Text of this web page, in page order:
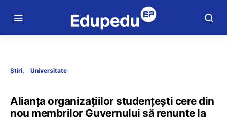
Știri Universitate
Alianța organizațiilor studențești cere din
nou membrilor Guvernului să renunțe la